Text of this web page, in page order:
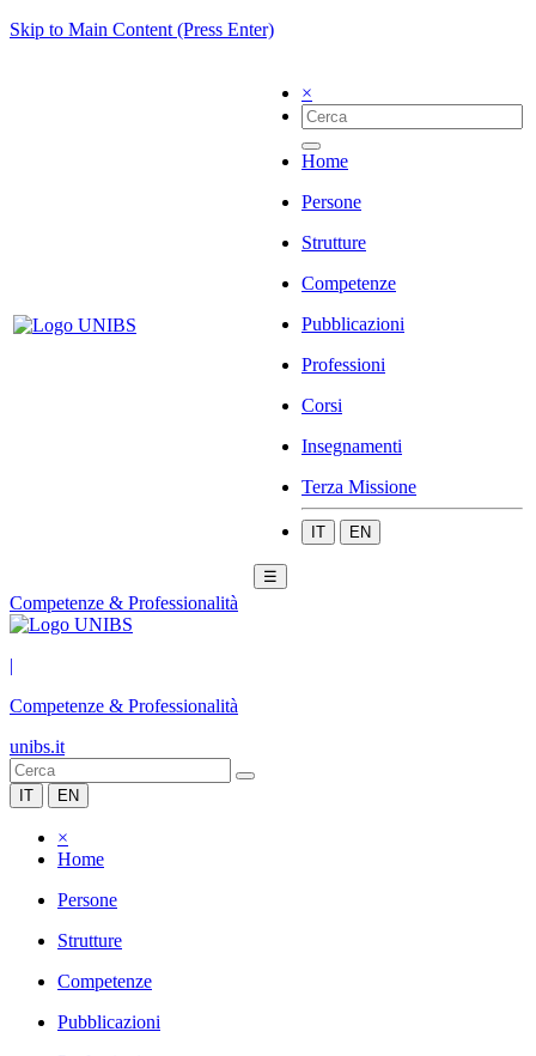
Skip to Main Content (Press Enter)
×
Home
Persone
Strutture
Competenze
Pubblicazioni
Professioni
Corsi
Insegnamenti
Terza Missione
IT EN
☰
Competenze & Professionalità
|
Competenze & Professionalità
unibs.it
IT EN
×
Home
Persone
Strutture
Competenze
Pubblicazioni